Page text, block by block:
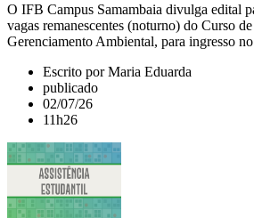
O IFB Campus Samambaia divulga edital
vagas remanescentes (noturno) do Curso
Gerenciamento Ambiental, para ingresso
Escrito por Maria Eduarda
publicado
02/07/26
11h26